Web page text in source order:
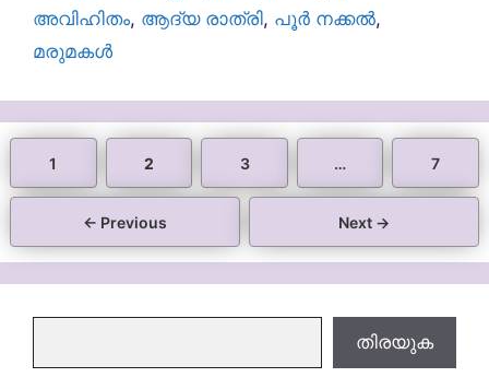
അവിഹിതം, ആദ്യ രാത്രി, പൂർ നക്കൽ,
മരുമകൾ
← Previous
Page
1 Page
2 Page
3 … Page
7
Next →
തിരയുക